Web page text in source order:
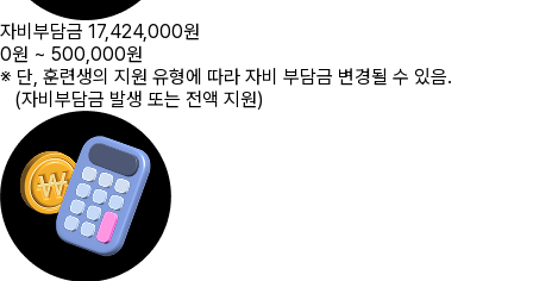
자비부담금 17,424,000원
0원 ~ 500,000원
※ 단, 훈련생의 지원 유형에 따라 자비 부담금 변경될 수 있음.
(자비부담금 발생 또는 전액 지원)